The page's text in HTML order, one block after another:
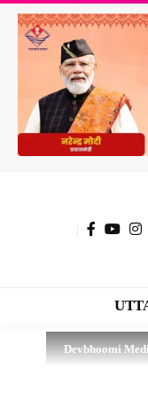
Devbhoomi